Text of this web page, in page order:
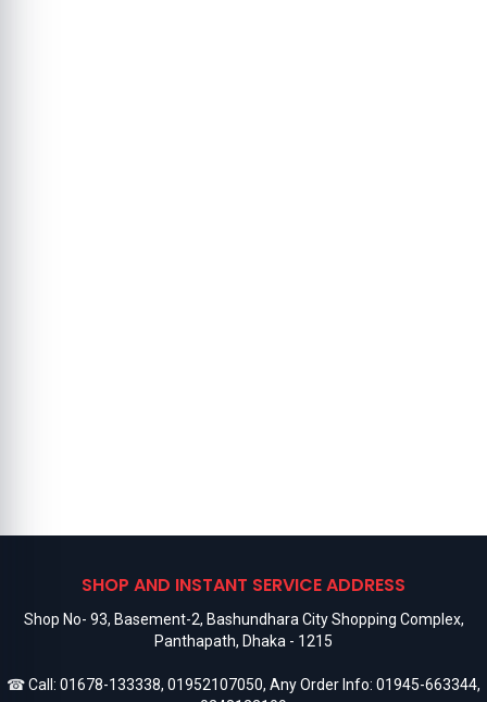
SHOP AND INSTANT SERVICE ADDRESS
Shop No- 93, Basement-2, Bashundhara City Shopping Complex,
Panthapath, Dhaka - 1215
☎ Call: 01678-133338, 01952107050, Any Order Info: 01945-663344,